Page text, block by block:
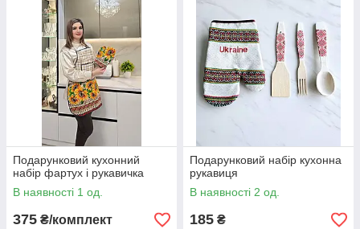
Подарунковий кухонний
набір фартух і рукавичка
В наявності 1 од.
375 ₴/комплект
Подарунковий набір кухонна
рукавиця
В наявності 2 од.
185 ₴